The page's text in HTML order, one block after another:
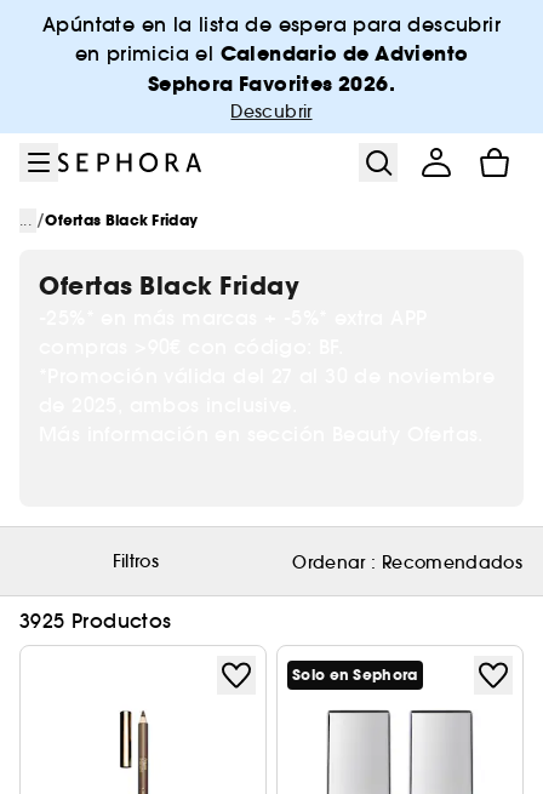
Ir al menú
Ir al contenido principal
Ir al pie de página
Apúntate en la lista de espera para descubrir
en primicia el Calendario de Adviento
Sephora Favorites 2026.
Descubrir
... /Ofertas Black Friday
Ofertas Black Friday
Filtros Ordenar : Recomendados
3925 Productos
Solo en Sephora